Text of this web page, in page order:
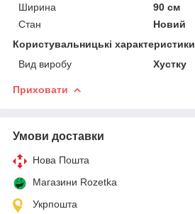
Ширина
90 см
Стан
Новий
Користувальницькі характеристики
Вид виробу
Хустку
Приховати
Умови доставки
Нова Пошта
Магазини Rozetka
Укрпошта